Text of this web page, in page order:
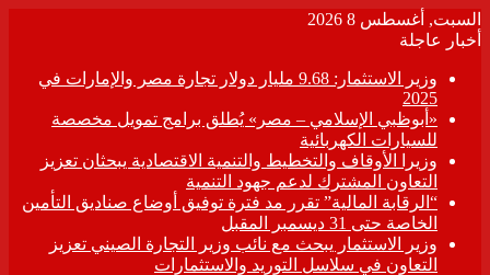
السبت, أغسطس 8 2026
أخبار عاجلة
وزير الاستثمار: 9.68 مليار دولار تجارة مصر والإمارات في
2025
«أبوظبي الإسلامي – مصر» يُطلق برامج تمويل مخصصة
للسيارات الكهربائية
وزيرا الأوقاف والتخطيط والتنمية الاقتصادية يبحثان تعزيز
التعاون المشترك لدعم جهود التنمية
“الرقابة المالية” تقرر مد فترة توفيق أوضاع صناديق التأمين
الخاصة حتى 31 ديسمبر المقبل
وزير الاستثمار يبحث مع نائب وزير التجارة الصيني تعزيز
التعاون في سلاسل التوريد والاستثمارات